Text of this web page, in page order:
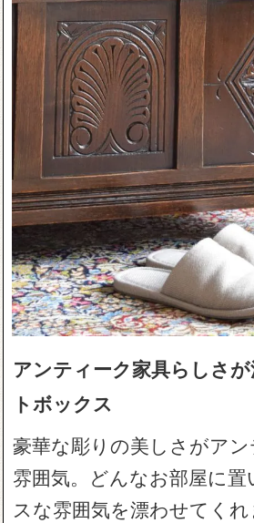
アンティーク家具らしさ
トボックス
豪華な彫りの美しさがア
雰囲気。どんなお部屋に
スな雰囲気を漂わせてくれ